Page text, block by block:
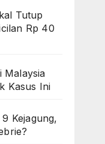
Tutup
Rp 40
Malaysia
Kasus Ini
Kejagung,